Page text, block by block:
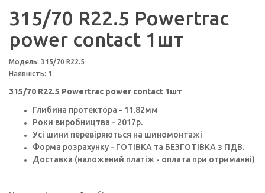
315/70 R22.5 Powertrac
power contact 1шт
Модель: 315/70 R22.5
Наявність: 1
315/70 R22.5 Powertrac power contact 1шт
Глибина протектора - 11.82мм
Роки виробництва - 2017p.
Усі шини перевіряються на шиномонтажі
Форма розрахунку - ГОТІВКА та БЕЗГОТІВКА з ПДВ.
Доставка (наложений платіж - оплата при отриманні)